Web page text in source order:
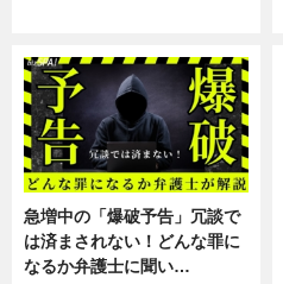
急増中の「爆破予告」冗談で
は済まされない！どんな罪に
なるか弁護士に聞い…